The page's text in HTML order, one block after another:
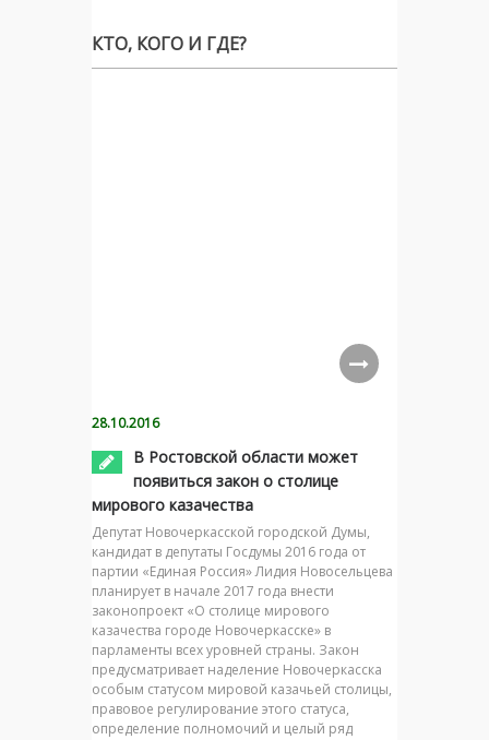
КТО, КОГО И ГДЕ?
28.10.2016
В Ростовской области может
появиться закон о столице
мирового казачества
Депутат Новочеркасской городской Думы,
кандидат в депутаты Госдумы 2016 года от
партии «Единая Россия» Лидия Новосельцева
планирует в начале 2017 года внести
законопроект «О столице мирового
казачества городе Новочеркасске» в
парламенты всех уровней страны. Закон
предусматривает наделение Новочеркасска
особым статусом мировой казачьей столицы,
правовое регулирование этого статуса,
определение полномочий и целый ряд